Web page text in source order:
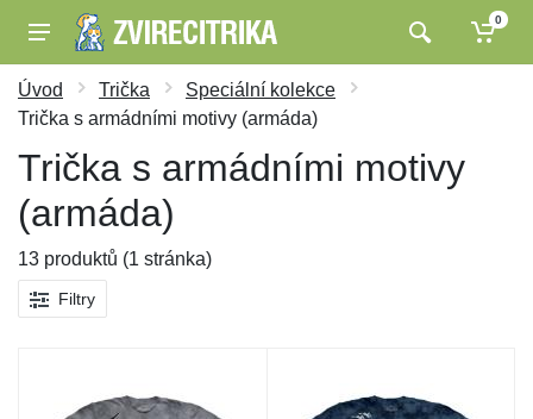
0
Úvod Trička
Speciální kolekce
Trička s armádními motivy (armáda)
Trička s armádními motivy
(armáda)
13 produktů (1 stránka)
Filtry